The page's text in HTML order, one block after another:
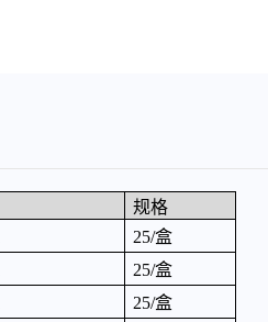
规格
25/盒
25/盒
25/盒